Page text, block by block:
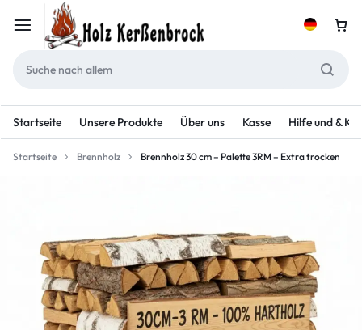
Startseite Unsere Produkte Über uns Kasse Hilfe und &
Startseite Brennholz Brennholz 30 cm – Palette 3RM – Extra trocken